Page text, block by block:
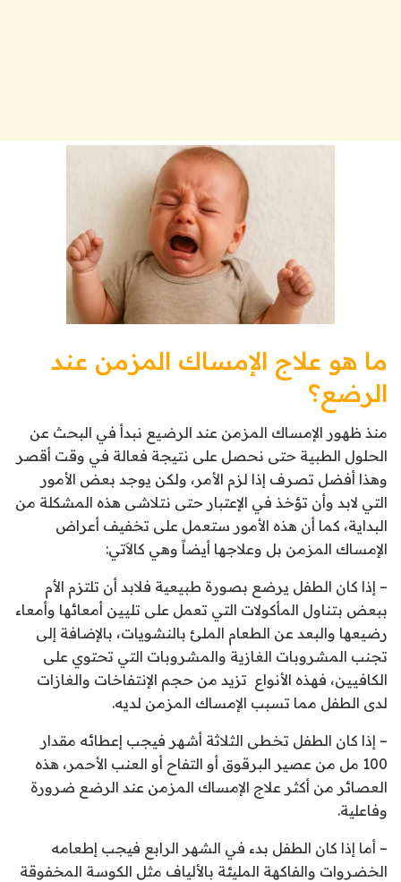
ما هو علاج الإمساك المزمن عند
الرضع؟
منذ ظهور الإمساك المزمن عند الرضيع نبدأ في البحث عن
الحلول الطبية حتى نحصل على نتيجة فعالة في وقت أقصر
وهذا أفضل تصرف إذا لزم الأمر، ولكن يوجد بعض الأمور
التي لابد وأن تؤخذ في الإعتبار حتى نتلاشى هذه المشكلة من
البداية، كما أن هذه الأمور ستعمل على تخفيف أعراض
الإمساك المزمن بل وعلاجها أيضاً وهي كالاَتي:
– إذا كان الطفل يرضع بصورة طبيعية فلابد أن تلتزم الأم
ببعض بتناول المأكولات التي تعمل على تليين أمعائها وأمعاء
رضيعها والبعد عن الطعام الملئ بالنشويات، بالإضافة إلى
تجنب المشروبات الغازية والمشروبات التي تحتوي على
الكافيين، فهذه الأنواع تزيد من حجم الإنتفاخات والغازات
لدى الطفل مما تسبب الإمساك المزمن لديه.
– إذا كان الطفل تخطى الثلاثة أشهر فيجب إعطائه مقدار
100 مل من عصير البرقوق أو التفاح أو العنب الأحمر، هذه
العصائر من أكثر علاج الإمساك المزمن عند الرضع ضرورة
وفاعلية.
– أما إذا كان الطفل بدء في الشهر الرابع فيجب إطعامه
الخضروات والفاكهة المليئة بالألياف مثل الكوسة المخفوقة